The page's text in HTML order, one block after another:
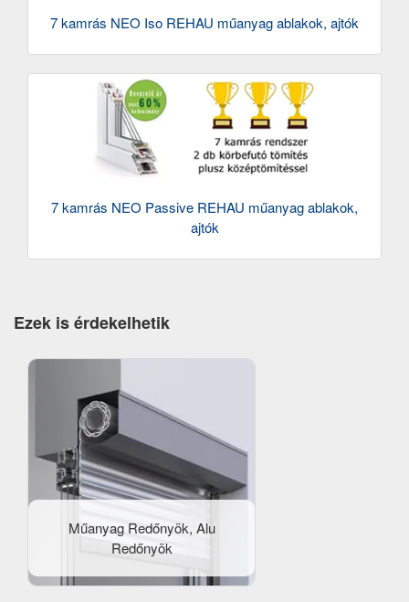
7 kamrás NEO Iso REHAU műanyag ablakok, ajtók
7 kamrás NEO Passive REHAU műanyag ablakok,
ajtók
Ezek is érdekelhetik
Műanyag Redőnyök, Alu
Redőnyök